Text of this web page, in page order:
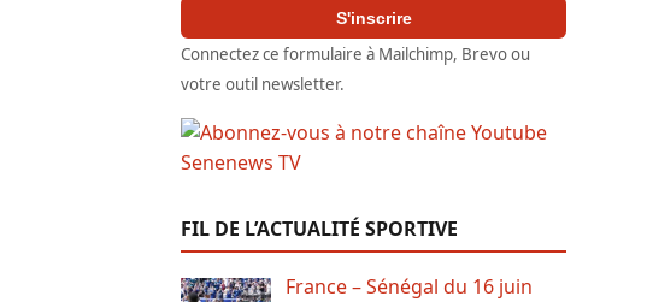
S'inscrire
Connectez ce formulaire à Mailchimp, Brevo ou
votre outil newsletter.
FIL DE L’ACTUALITÉ SPORTIVE
France – Sénégal du 16 juin